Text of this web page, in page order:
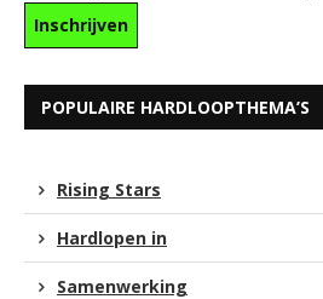
POPULAIRE HARDLOOPTHEMA’S
Rising Stars
Hardlopen in
Samenwerking